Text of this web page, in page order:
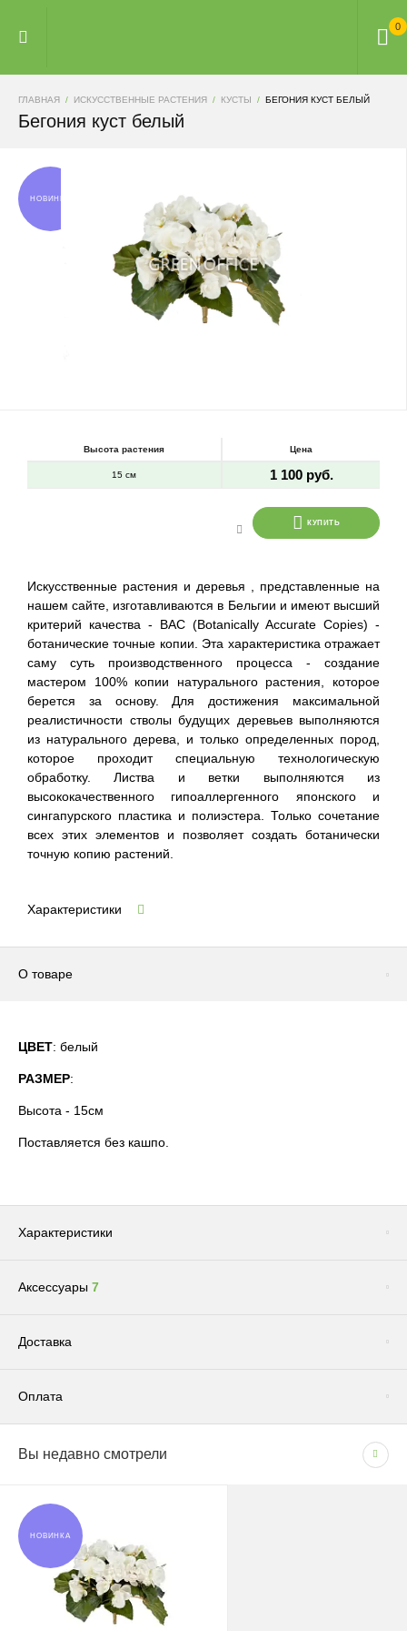
0
ГЛАВНАЯ ИСКУССТВЕННЫЕ РАСТЕНИЯ КУСТЫ БЕГОНИЯ КУСТ БЕЛЫЙ
Бегония куст белый
НОВИНКА
Высота растения Цена
15 см 1 100 руб.
КУПИТЬ
Искусственные растения и деревья , представленные на
нашем сайте, изготавливаются в Бельгии и имеют высший
критерий качества - BAC (Botanically Accurate Copies) -
ботанические точные копии. Эта характеристика отражает
саму суть производственного процесса - создание
мастером 100% копии натурального растения, которое
берется за основу. Для достижения максимальной
реалистичности стволы будущих деревьев выполняются
из натурального дерева, и только определенных пород,
которое проходит специальную технологическую
обработку. Листва и ветки выполняются из
высококачественного гипоаллергенного японского и
сингапурского пластика и полиэстера. Только сочетание
всех этих элементов и позволяет создать ботанически
точную копию растений.
Характеристики
О товаре
ЦВЕТ: белый
РАЗМЕР:
Высота - 15см
Поставляется без кашпо.
Характеристики
Аксессуары 7
Грунт "Эффект" универсальный для всех видов растений 5л
Цена:
Доставка
Доставка — 1–2 рабочих дня после оформления
заказа; при безналичной оплате — после поступления
средств на счёт.
При отсутствии позиции на складе: растения — 1–2
недели, кашпо — 1,5–3 недели.
Оплата
СПОСОБЫ ОПЛАТЫ
- Безналичным способом на основании счета
Вы недавно смотрели
НОВИНКА